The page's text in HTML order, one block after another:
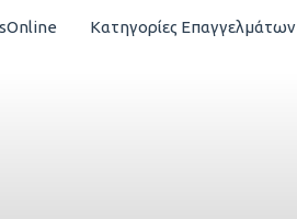
Κατηγορίες Επαγγελμάτων